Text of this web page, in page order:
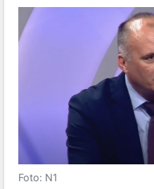
Foto: N1